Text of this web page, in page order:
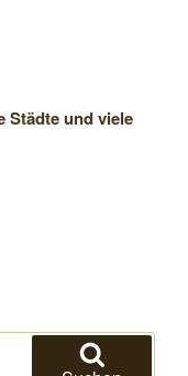
Städte und viele